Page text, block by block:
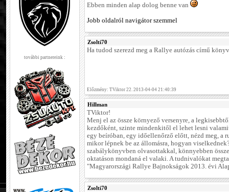
további partnereink :
Ebben minden alap dolog benne van
Jobb oldalról navigátor szemmel
Zsolti70
Ha tudod szerezd meg a Rallye autózás című
Előzmény: TViktor 22. 2013-04-04 21:40:39
Hillman
TViktor!
Menj el az össze környező versenyre, a
kezdőként, szinte mindenkitől el lehet lesni
egy beíróban, egy időellenőrző előtt, nézd meg, a
mikor lépnek be az állomásra, hogyan
szabálykönyvben olvasottakkal, könnyebben
oktatáson mondaná el valaki. A tudnivalókat
"Magyarországi Rallye Bajnokságok 2013. évi
Zsolti70